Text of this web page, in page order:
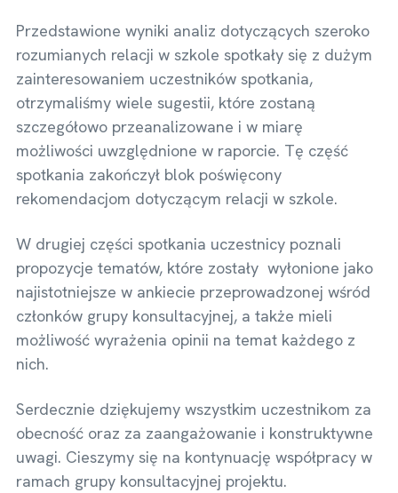
Przedstawione wyniki analiz dotyczących szeroko
rozumianych relacji w szkole spotkały się z dużym
zainteresowaniem uczestników spotkania,
otrzymaliśmy wiele sugestii, które zostaną
szczegółowo przeanalizowane i w miarę
możliwości uwzględnione w raporcie. Tę część
spotkania zakończył blok poświęcony
rekomendacjom dotyczącym relacji w szkole.
W drugiej części spotkania uczestnicy poznali
propozycje tematów, które zostały wyłonione jako
najistotniejsze w ankiecie przeprowadzonej wśród
członków grupy konsultacyjnej, a także mieli
możliwość wyrażenia opinii na temat każdego z
nich.
Serdecznie dziękujemy wszystkim uczestnikom za
obecność oraz za zaangażowanie i konstruktywne
uwagi. Cieszymy się na kontynuację współpracy w
ramach grupy konsultacyjnej projektu.